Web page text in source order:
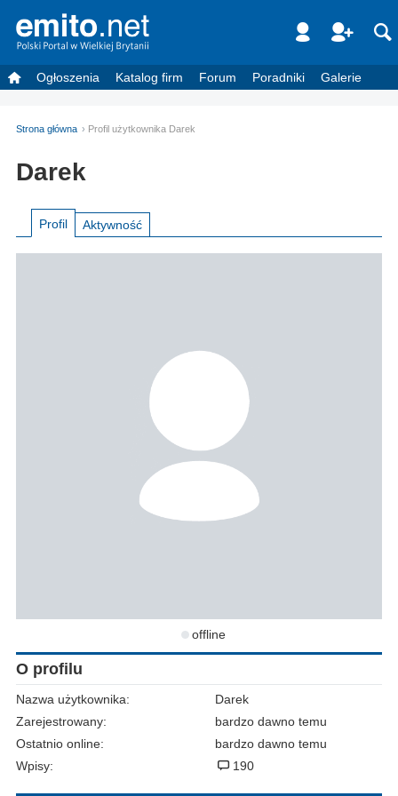
Ogłoszenia Katalog firm Forum Poradniki Galerie
Strona główna Profil użytkownika Darek
Darek
Profil Aktywność
offline
O profilu
Nazwa użytkownika:
Darek
Zarejestrowany:
bardzo dawno temu
Ostatnio online:
bardzo dawno temu
Wpisy:
190